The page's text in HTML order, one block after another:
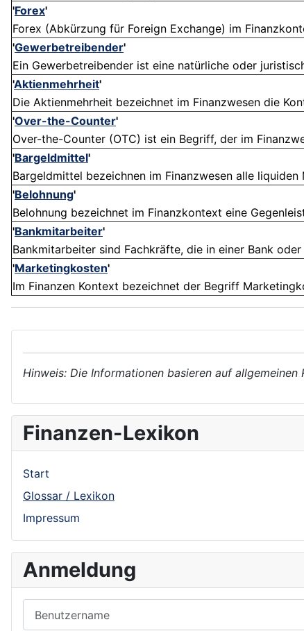
'Forex'
Forex (Abkürzung für Foreign Exchange) im
'Gewerbetreibender'
Ein Gewerbetreibender ist eine natürliche oder
'Aktienmehrheit'
Die Aktienmehrheit bezeichnet im Finanzwesen die
'Over-the-Counter'
Over-the-Counter (OTC) ist ein Begriff, der im
'Bargeldmittel'
Bargeldmittel bezeichnen im Finanzwesen alle
'Belohnung'
Belohnung bezeichnet im Finanzkontext eine
'Bankmitarbeiter'
Bankmitarbeiter sind Fachkräfte, die in einer Bank
'Marketingkosten'
Im Finanzen Kontext bezeichnet der Begriff
Hinweis: Die Informationen basieren auf
Finanzen-Lexikon
Start
Glossar / Lexikon
Impressum
Anmeldung